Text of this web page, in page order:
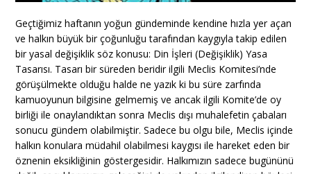
Geçtiğimiz haftanın yoğun gündeminde kendine hızla yer açan
ve halkın büyük bir çoğunluğu tarafından kaygıyla takip edilen
bir yasal değişiklik söz konusu: Din İşleri (Değişiklik) Yasa
Tasarısı. Tasarı bir süreden beridir ilgili Meclis Komitesi’nde
görüşülmekte olduğu halde ne yazık ki bu süre zarfında
kamuoyunun bilgisine gelmemiş ve ancak ilgili Komite’de oy
birliği ile onaylandıktan sonra Meclis dışı muhalefetin çabaları
sonucu gündem olabilmiştir. Sadece bu olgu bile, Meclis içinde
halkın konulara müdahil olabilmesi kaygısı ile hareket eden bir
öznenin eksikliğinin göstergesidir. Halkımızın sadece bugününü